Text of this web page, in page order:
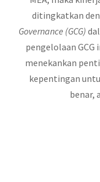
ditingkatkan
Governance (GCG)
pengelolaan GCG
menekankan
kepentingan
benar,